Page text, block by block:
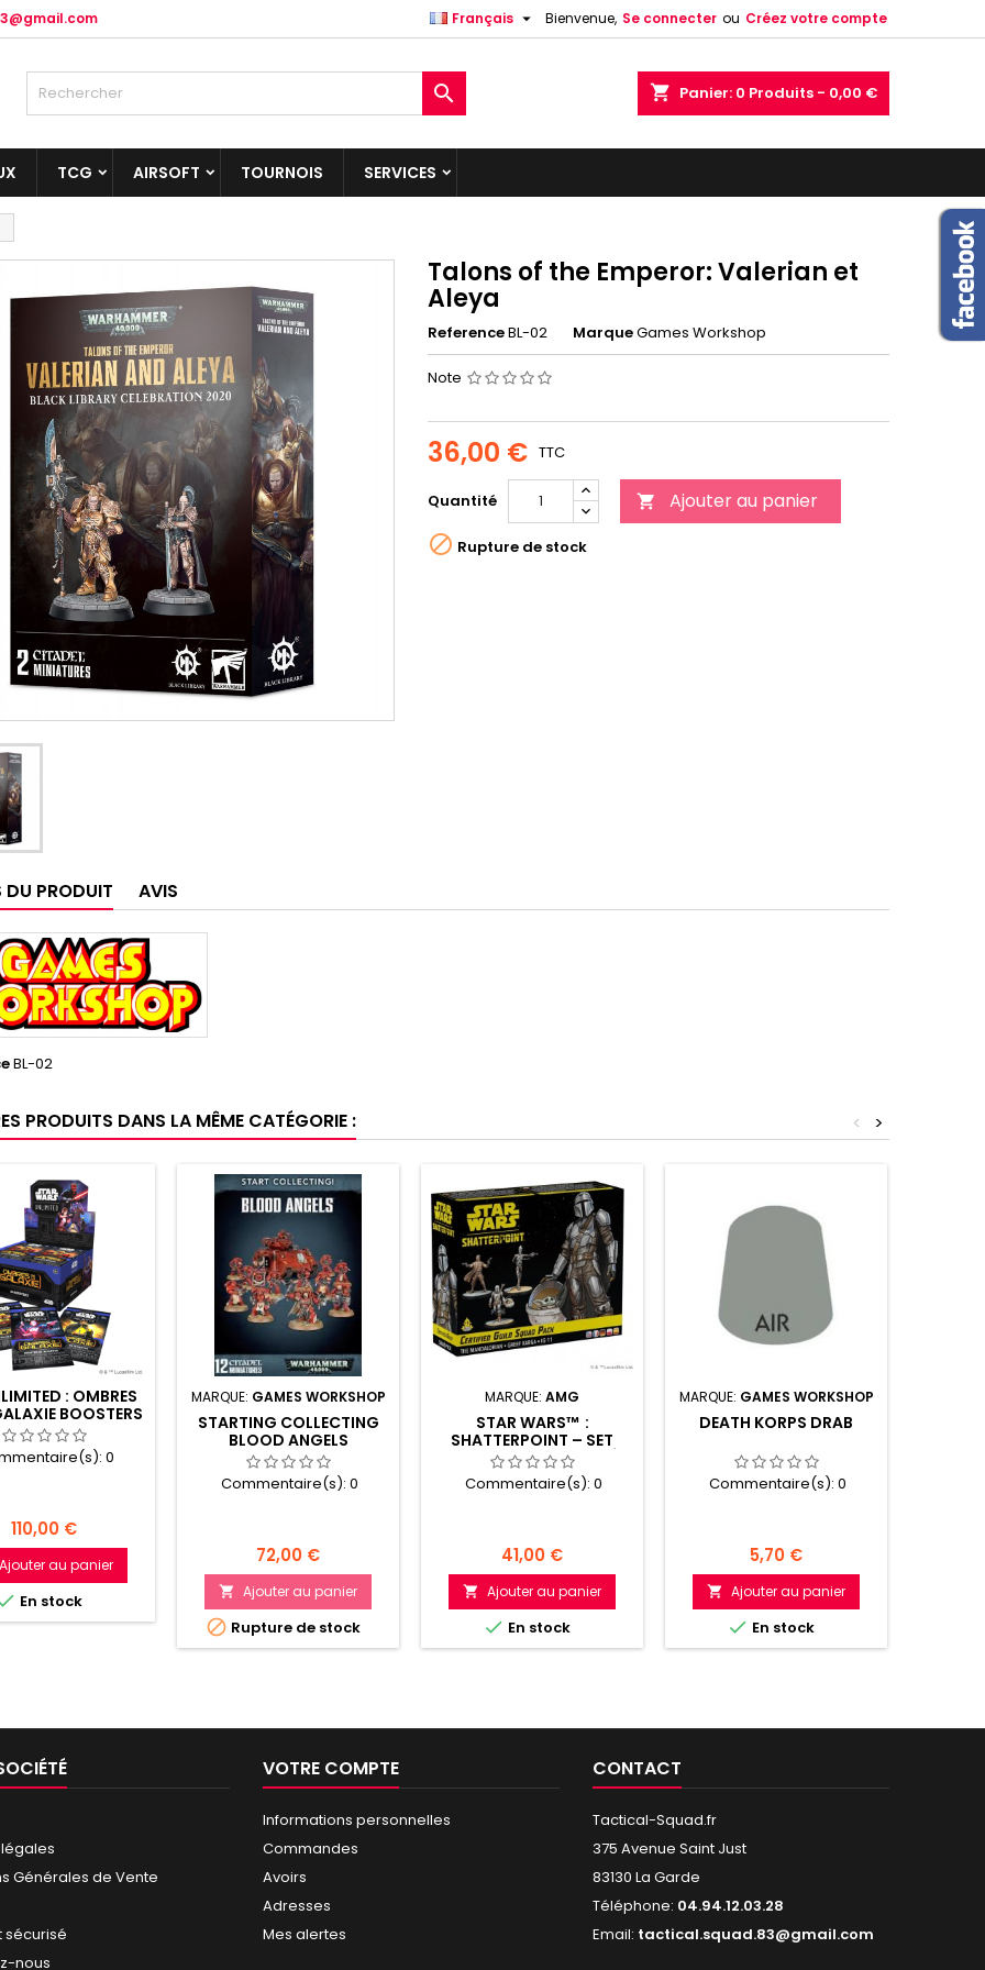
Bienvenue, Se connecter ou Créez votre compte
Français 
shopping_cart Panier: 0 Produits - 0,00 €

TCG AIRSOFT TOURNOIS SERVICES
Talons of the Emperor: Valerian et
Aleya
ReferenceBL-02 MarqueGames Workshop
Note
36,00 € TTC
Quantité  Ajouter au panier
 Rupture de stock
DU PRODUIT AVIS
BL-02
PRODUITS DANS LA MÊME CATÉGORIE : >
<
: OMBRES
BOOSTERS
(24)
0
Prix
110,00 €
Ajouter au panier
En stock
MARQUE: GAMES WORKSHOP
STARTING COLLECTING
BLOOD ANGELS
Commentaire(s): 0
Prix
72,00 €
 Ajouter au panier
 Rupture de stock
MARQUE: AMG
STAR WARS™ :
SHATTERPOINT – SET
D’ESCOUADE CERTIFIÉ
PAR LA GUILDE
Commentaire(s): 0
Prix
41,00 €
 Ajouter au panier
 En stock
MARQUE: GAMES WORKSHOP
DEATH KORPS DRAB
Commentaire(s): 0
Prix
5,70 €
 Ajouter au panier
 En stock
Générales de Vente
sécurisé
nous
VOTRE COMPTE
Informations personnelles
Commandes
Avoirs
Adresses
Mes alertes
CONTACT
Tactical-Squad.fr
375 Avenue Saint Just
83130 La Garde
Téléphone: 04.94.12.03.28
Email: tactical.squad.83@gmail.com